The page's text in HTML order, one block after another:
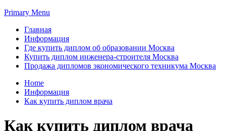
Primary Menu
Главная
Информация
Где купить диплом об образовании Москва
Купить диплом инженера-строителя Москва
Продажа дипломов экономического техникума Москва
Home
Информация
Как купить диплом врача
Как купить диплом врача